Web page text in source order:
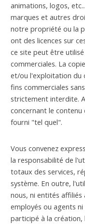
animations, logos,
marques et autres
notre propriété ou la
ont des licences sur
ce site peut être
commerciales. La
et/ou l'exploitation du
fins commerciales
strictement interdite.
concernant le
fourni "tel quel".
Vous convenez
la responsabilité de
totaux des services,
système. En outre,
nous, ni entités affiliés
employés ou agents
participé à la